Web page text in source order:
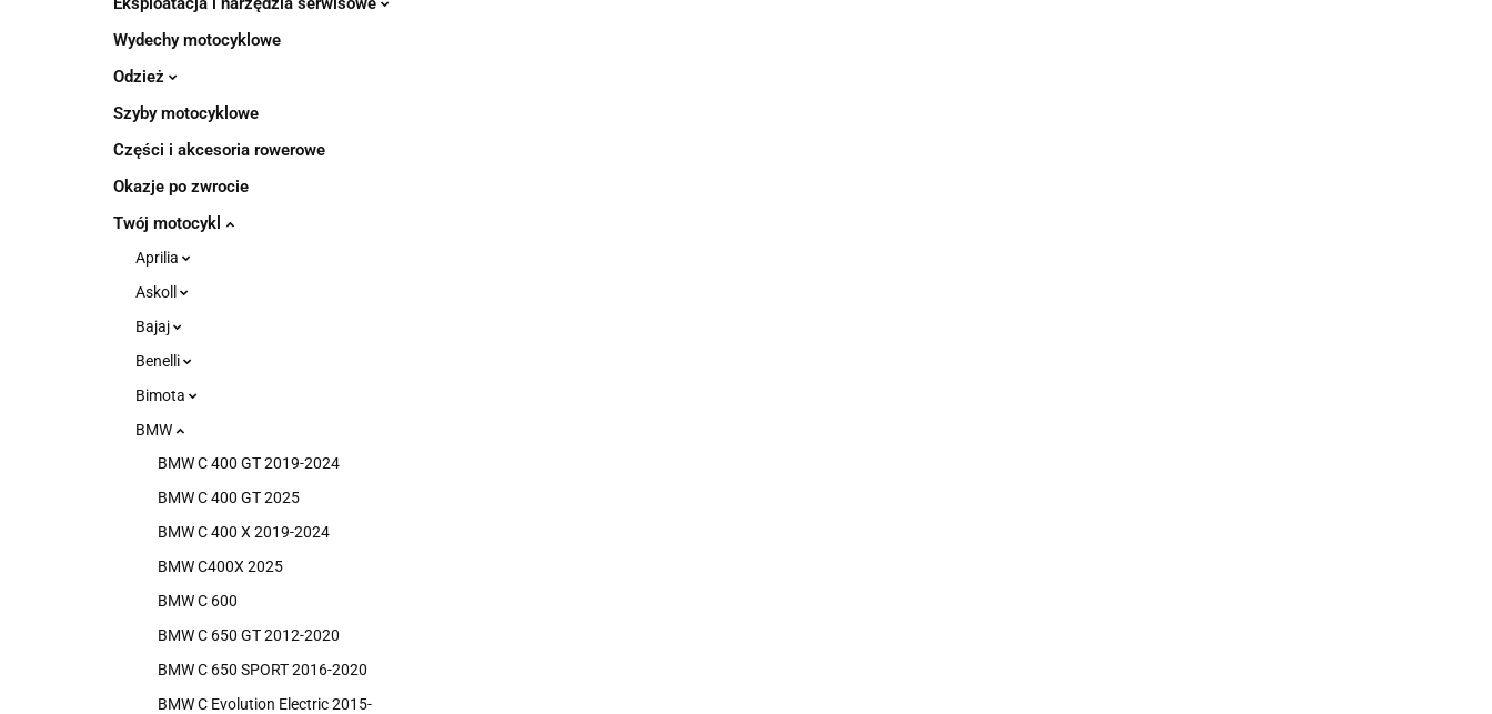
Wydechy motocyklowe
Odzież
Szyby motocyklowe
Części i akcesoria rowerowe
Okazje po zwrocie
Twój motocykl
Aprilia
Askoll
Bajaj
Benelli
Bimota
BMW
BMW C 400 GT 2019-2024
BMW C 400 GT 2025
BMW C 400 X 2019-2024
BMW C400X 2025
BMW C 600
BMW C 650 GT 2012-2020
BMW C 650 SPORT 2016-2020
BMW C Evolution Electric 2015-